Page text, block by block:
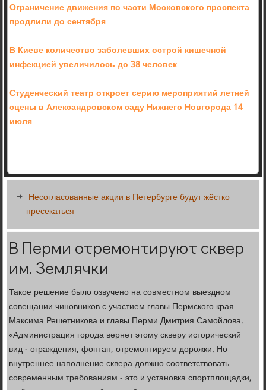
Ограничение движения по части Московского проспекта
продлили до сентября
В Киеве количество заболевших острой кишечной
инфекцией увеличилось до 38 человек
Студенческий театр откроет серию мероприятий летней
сцены в Александровском саду Нижнего Новгорода 14
июля
Несогласованные акции в Петербурге будут жёстко
пресекаться
В Перми отремонтируют сквер
им. Землячки
Такое решение было озвучено на совместном выездном
совещании чиновников с участием главы Пермского края
Максима Решетникова и главы Перми Дмитрия Самойлова.
«Администрация города вернет этому скверу исторический
вид - ограждения, фонтан, отремонтируем дорожки. Но
внутреннее наполнение сквера должно соответствовать
современным требованиям - это и установка спортплощадки,